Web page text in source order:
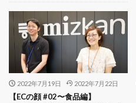
2022年7月19日 2022年7月22日
【ECの顔 #02〜食品編】